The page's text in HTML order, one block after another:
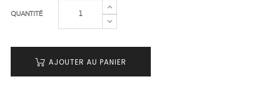
QUANTITÉ
AJOUTER AU PANIER